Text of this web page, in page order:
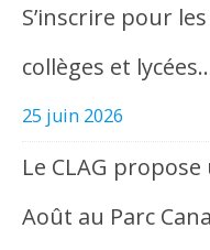
S’inscrire pour
collèges et
25 juin 2026
Le CLAG
Août au Parc